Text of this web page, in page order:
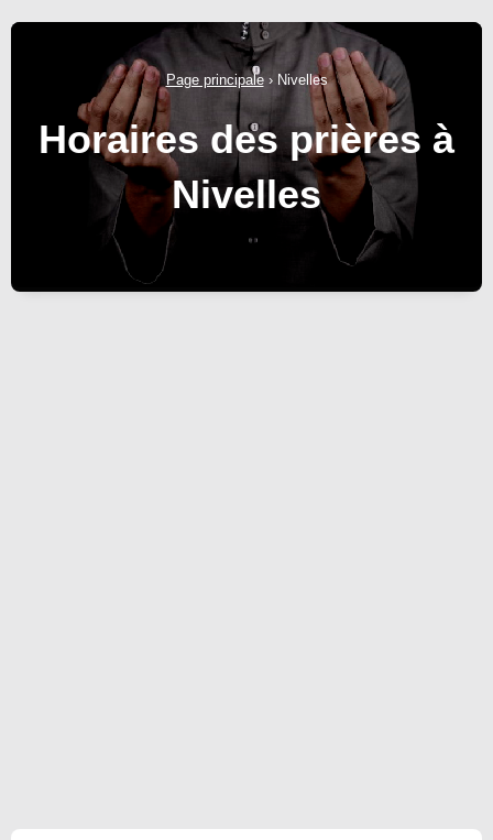
Page principale› Nivelles
Horaires des prières à
Nivelles